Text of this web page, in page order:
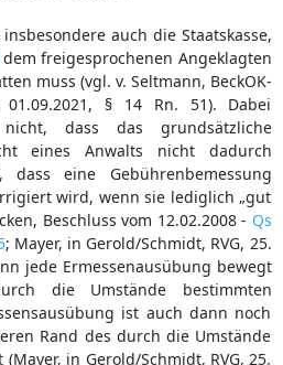
auch die Staatskasse,
dem freigesprochenen Angeklagten
muss (vgl. v. Seltmann, BeckOK-
01.09.2021, § 14 Rn. 51). Dabei
dass das grundsätzliche
eines Anwalts nicht dadurch
eine Gebührenbemessung
wird, wenn sie lediglich „gut
Beschluss vom 12.02.2008 - Qs
; Mayer, in Gerold/Schmidt, RVG, 25.
jede Ermessenausübung bewegt
die Umstände bestimmten
ist auch dann noch
Rand des durch die Umstände
in Gerold/Schmidt, RVG, 25.